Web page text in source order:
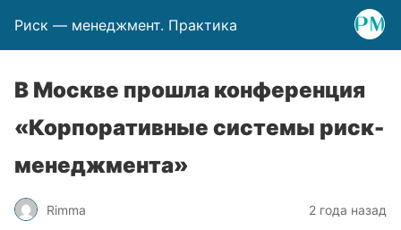
Риск — менеджмент. Практика
В Москве прошла конференция
«Корпоративные системы риск-
менеджмента»
Rimma 2 года назад